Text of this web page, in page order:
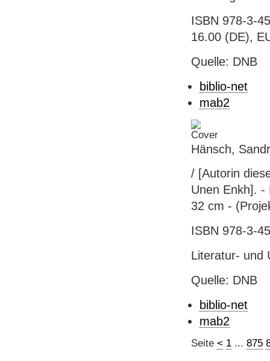
ISBN 978-3-
16.00 (DE),
Quelle: DNB
biblio-net
mab2
Hänsch,
/ [Autorin
Unen Enkh]. -
32 cm -
ISBN 978-3-
Literatur- und
Quelle: DNB
biblio-net
mab2
Seite < 1... 875